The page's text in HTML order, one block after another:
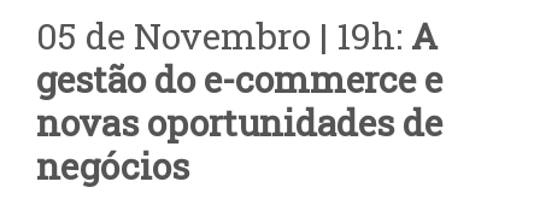
05 de Novembro | 19h: A
gestão do e-commerce e
novas oportunidades de
negócios